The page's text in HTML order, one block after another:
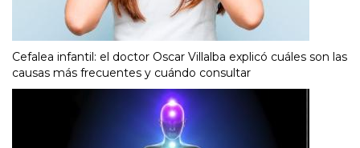
Cefalea infantil: el doctor Oscar Villalba explicó cuáles son las
causas más frecuentes y cuándo consultar